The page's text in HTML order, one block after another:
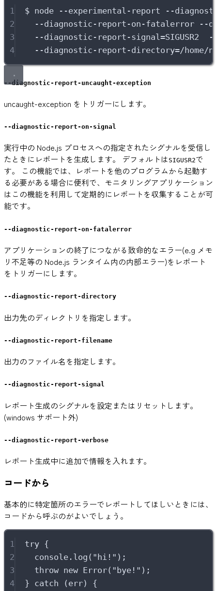
1 $ node --experimental-report
--
2
--diagnostic-report-on-fatalerror
--
3
--diagnostic-report-signal=SIGUSR2
4
--diagnostic-report-directory=/home/
--diagnostic-report-uncaught-exception
uncaught-exception をトリガーにします。
--diagnostic-report-on-signal
実行中の Node.js プロセスへの指定されたシグナルを受信し
たときにレポートを生成します。 デフォルトは SIGUSR2で
す。 この機能では、レポートを他のプログラムから起動す
る必要がある場合に便利で、モニタリングアプリケーション
はこの機能を利用して定期的にレポートを収集することが可
能です。
--diagnostic-report-on-fatalerror
アプリケーションの終了につながる致命的なエラー(e.g メモ
リ不足等の Node.js ランタイム内の内部エラー)をレポート
をトリガーにします。
--diagnostic-report-directory
出力先のディレクトリを指定します。
--diagnostic-report-filename
出力のファイル名を指定します。
--diagnostic-report-signal
レポート生成のシグナルを設定またはリセットします。
(windows サポート外)
--diagnostic-report-verbose
レポート生成中に追加で情報を入れます。
コードから
基本的に特定箇所のエラーでレポートしてほしいときには、
コードから呼ぶのがよいでしょう。
1 try {
2
console . log ( " hi! " ) ;
3
throw new Error( " bye! " ) ;
4
} catch (err) {